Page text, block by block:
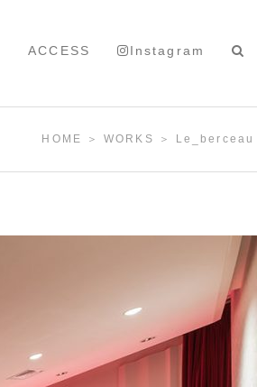
ACCESS Instagram
HOME ＞WORKS ＞ Le_berceau